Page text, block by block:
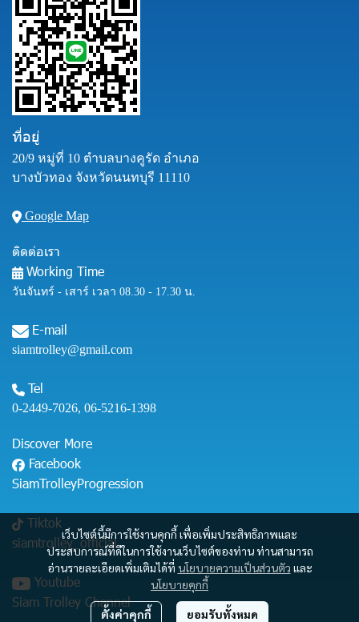
เว็บไซต์นี้มีการใช้งานคุกกี้ เพื่อเพิ่มประสิทธิภาพและ
ประสบการณ์ที่ดีในการใช้งานเว็บไซต์ของท่าน ท่านสามารถ
อ่านรายละเอียดเพิ่มเติมได้ที่ นโยบายความเป็นส่วนตัว และ
นโยบายคุกกี้
ตั้งค่าคุกกี้ ยอมรับทั้งหมด
ที่อยู่
20/9 หมู่ที่ 10 ตำบลบางคูรัด อำเภอ
บางบัวทอง จังหวัดนนทบุรี 11110
Google Map
ติดต่อเรา
Working Time
วันจันทร์ - เสาร์ เวลา 08.30 - 17.30 น.
E-mail
siamtrolley@gmail.com
Tel
0-2449-7026, 06-5216-1398
Discover More
Facebook
SiamTrolleyProgression
Tiktok
siamtrolley_official
Youtube
Siam Trolley Channel